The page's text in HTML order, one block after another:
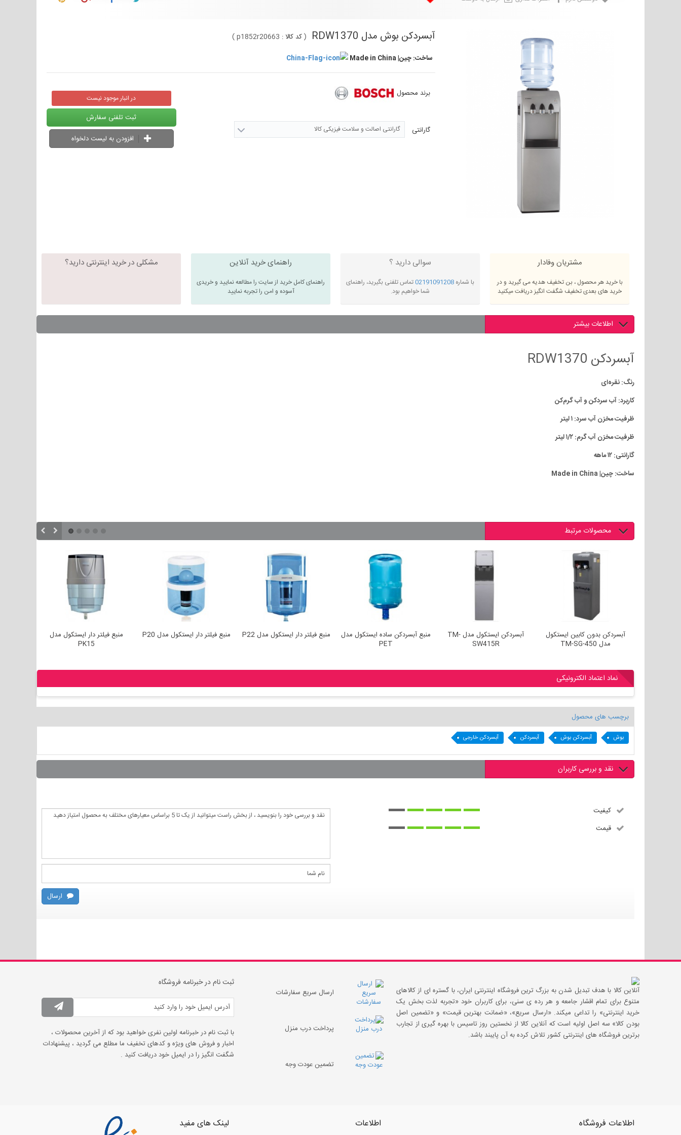
آبسردکن بوش مدل RDW1370 (کد کالا : p1852r20663
)
ساخت: چین| Made in China
برند محصول
گارانتی گارانتی اصالت و سلامت فیزیکی کالا
در انبار موجود نیست
ثبت تلفنی سفارش
افزودن به لیست دلخواه
مشتریان وفادار
با خرید هر محصول ، بن تخفیف هدیه می گیرید و در
خرید های بعدی تخفیف شگفت انگیز دریافت میکنید
سوالی دارید ؟
با شماره 02191091208تماس تلفنی بگیرید، راهنمای
شما خواهیم بود.
راهنمای خرید آنلاین
راهنمای کامل خرید از سایت را مطالعه نمایید و خریدی
آسوده و امن را تجربه نمایید
مشکلی در خرید اینترنتی دارید؟
اطلاعات بیشتر
آبسردکن RDW1370
رنگ: نقره‌ای
کاربرد: آب سردکن و آب گرم‌کن
ظرفیت مخزن آب سرد: ۱ لیتر
ظرفیت مخزن آب گرم: ۱/۲ لیتر
گارانتی: ۱۲ ماهه
ساخت: چین| Made in China
محصولات مرتبط
منبع فیلتر دار ایستکول مدل
PK15
منبع فیلتر دار ایستکول مدل P20 منبع فیلتر دار ایستکول مدل P22
منبع آبسردکن ساده ایستکول مدل
PET
آبسردکن ایستکول مدل TM-
SW415R
آبسردکن بدون کابین ایستکول
مدل TM-SG-450
نماد اعتماد الکترونیکی
برچسب های محصول
بوش آبسردکن بوش آبسردکن آبسردکن خارجی
نقد و بررسی کاربران
کیفیت
قیمت
ارسال
آنلاین کالا با هدف تبدیل شدن به بزرگ ترین فروشگاه اینترنتی ایران، با گستره ای از کالاهای
متنوع برای تمام اقشار جامعه و هر رده ی سنی، برای کاربران خود «تجربه لذت بخش یک
خرید اینترنتی» را تداعی میکند. «ارسال سریع»، «ضمانت بهترین قیمت» و «تضمین اصل
بودن کالا» سه اصل اولیه است که آنلاین کالا از نخستین روز تاسیس با بهره گیری از تجارب
برترین فروشگاه های اینترنتی کشور تلاش کرده به آن پایبند باشد.
ارسال سریع سفارشات
پرداخت درب منزل
تضمین عودت وجه
ثبت نام در خبرنامه فروشگاه
با ثبت نام در خبرنامه اولین نفری خواهید بود که از آخرین محصولات ،
اخبار و فروش های ویژه و کدهای تخفیف ما مطلع می گردید ، پیشنهادات
شگفت انگیز را در ایمیل خود دریافت کنید .
اطلاعات فروشگاه اطلاعات لینک های مفید